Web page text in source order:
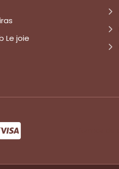
Le joie